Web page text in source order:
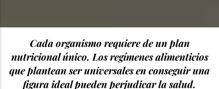
Cada organismo requiere de un plan
nutricional único. Los regímenes alimenticios
que plantean ser universales en conseguir una
figura ideal pueden perjudicar la salud.